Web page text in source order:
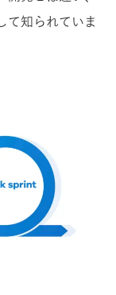
て知られていま